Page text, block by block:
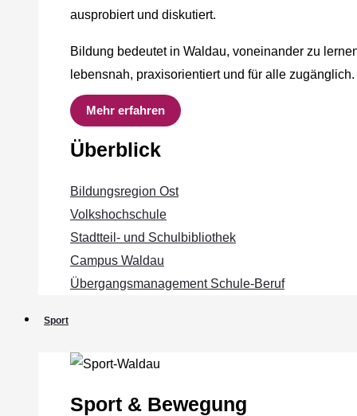
ausprobiert und diskutiert.
Bildung bedeutet in Waldau, voneinander zu
lebensnah, praxisorientiert und für alle zugänglich.
Mehr erfahren
Überblick
Bildungsregion Ost
Volkshochschule
Stadtteil- und Schulbibliothek
Campus Waldau
Übergangsmanagement Schule‐Beruf
Sport
Sport & Bewegung